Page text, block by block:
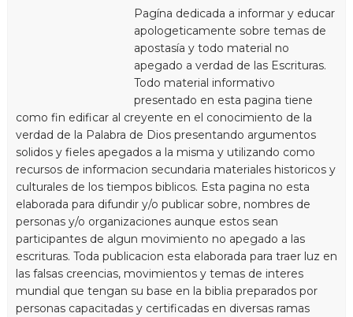
Pagína dedicada a informar y educar
apologeticamente sobre temas de
apostasía y todo material no
apegado a verdad de las Escrituras.
Todo material informativo
presentado en esta pagina tiene
como fin edificar al creyente en el conocimiento de la
verdad de la Palabra de Dios presentando argumentos
solidos y fieles apegados a la misma y utilizando como
recursos de informacion secundaria materiales historicos y
culturales de los tiempos biblicos. Esta pagina no esta
elaborada para difundir y/o publicar sobre, nombres de
personas y/o organizaciones aunque estos sean
participantes de algun movimiento no apegado a las
escrituras. Toda publicacion esta elaborada para traer luz en
las falsas creencias, movimientos y temas de interes
mundial que tengan su base en la biblia preparados por
personas capacitadas y certificadas en diversas ramas